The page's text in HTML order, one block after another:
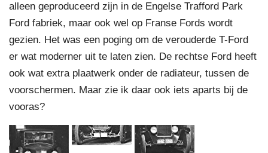
alleen geproduceerd zijn in de Engelse Trafford Park
Ford fabriek, maar ook wel op Franse Fords wordt
gezien. Het was een poging om de verouderde T-Ford
er wat moderner uit te laten zien. De rechtse Ford heeft
ook wat extra plaatwerk onder de radiateur, tussen de
voorschermen. Maar zie ik daar ook iets aparts bij de
vooras?